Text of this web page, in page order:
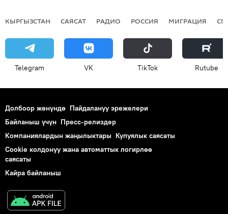
КЫРГЫЗСТАН САЯСАТ РАДИО РОССИЯ МИГРАЦИЯ
Telegram VK ТikТоk Rutube
Долбоор жөнүндө Пайдалануу эрежелери
Байланыш үчүн Пресс-релиздер
Компаниялардын жаңылыктары Купуялык саясаты
Cookie колдонуу жана автоматтык логирлөө
саясаты
Кайра байланыш